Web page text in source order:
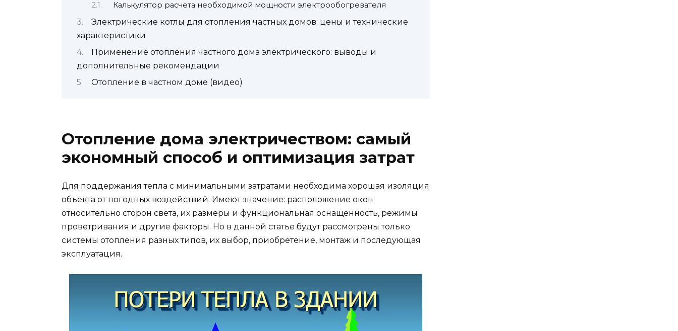
Калькулятор расчета необходимой мощности электрообогревателя
Электрические котлы для отопления частных домов: цены и технические
характеристики
Применение отопления частного дома электрического: выводы и
дополнительные рекомендации
Отопление в частном доме (видео)
Отопление дома электричеством: самый
экономный способ и оптимизация затрат
Для поддержания тепла с минимальными затратами необходима хорошая изоляция
объекта от погодных воздействий. Имеют значение: расположение окон
относительно сторон света, их размеры и функциональная оснащенность, режимы
проветривания и другие факторы. Но в данной статье будут рассмотрены только
системы отопления разных типов, их выбор, приобретение, монтаж и последующая
эксплуатация.